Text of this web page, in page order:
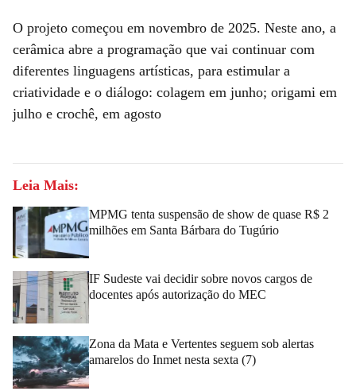
O projeto começou em novembro de 2025. Neste ano, a
cerâmica abre a programação que vai continuar com
diferentes linguagens artísticas, para estimular a
criatividade e o diálogo: colagem em junho; origami em
julho e crochê, em agosto
Leia Mais:
MPMG tenta suspensão de show de quase R$ 2
milhões em Santa Bárbara do Tugúrio
IF Sudeste vai decidir sobre novos cargos de
docentes após autorização do MEC
Zona da Mata e Vertentes seguem sob alertas
amarelos do Inmet nesta sexta (7)